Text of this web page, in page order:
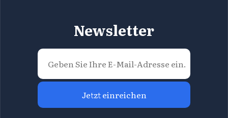
Newsletter
Jetzt einreichen